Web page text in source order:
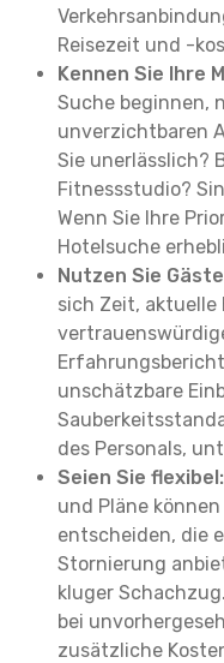
Reisezeit und -
Kennen Sie Ihre
Suche beginnen,
unverzichtbaren
Sie unerlässlich?
Fitnessstudio?
Wenn Sie Ihre
Hotelsuche
Nutzen Sie
sich Zeit,
unschätzbare
des Personals,
Seien Sie flexibel:
und Pläne
entscheiden, die
Stornierung
kluger
bei
zusätzliche